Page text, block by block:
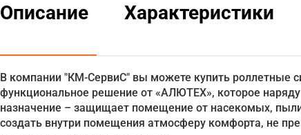
Описание Характеристики
В компании "КМ-СервиС" вы можете купить роллетные
функциональное решение от «АЛЮТЕХ», которое
назначение – защищает помещение от насекомых,
создать внутри помещения атмосферу комфорта, не